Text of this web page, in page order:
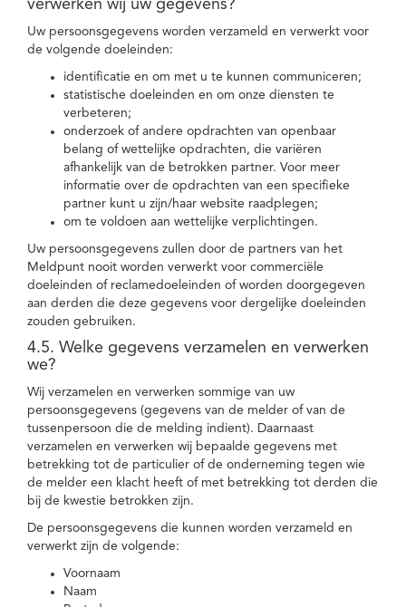
verwerken wij uw gegevens?
Uw persoonsgegevens worden verzameld en verwerkt voor
de volgende doeleinden:
identificatie en om met u te kunnen communiceren;
statistische doeleinden en om onze diensten te
verbeteren;
onderzoek of andere opdrachten van openbaar
belang of wettelijke opdrachten, die variëren
afhankelijk van de betrokken partner. Voor meer
informatie over de opdrachten van een specifieke
partner kunt u zijn/haar website raadplegen;
om te voldoen aan wettelijke verplichtingen.
Uw persoonsgegevens zullen door de partners van het
Meldpunt nooit worden verwerkt voor commerciële
doeleinden of reclamedoeleinden of worden doorgegeven
aan derden die deze gegevens voor dergelijke doeleinden
zouden gebruiken.
4.5. Welke gegevens verzamelen en verwerken
we?
Wij verzamelen en verwerken sommige van uw
persoonsgegevens (gegevens van de melder of van de
tussenpersoon die de melding indient). Daarnaast
verzamelen en verwerken wij bepaalde gegevens met
betrekking tot de particulier of de onderneming tegen wie
de melder een klacht heeft of met betrekking tot derden die
bij de kwestie betrokken zijn.
De persoonsgegevens die kunnen worden verzameld en
verwerkt zijn de volgende:
Voornaam
Naam